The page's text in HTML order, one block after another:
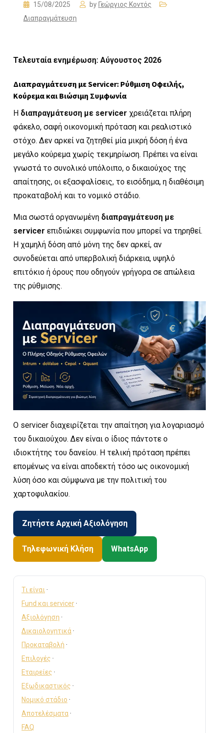
15/08/2025 by Γεώργιος Κοντός
Διαπραγμάτευση
Τελευταία ενημέρωση: Αύγουστος 2026
Διαπραγμάτευση με Servicer: Ρύθμιση Οφειλής,
Κούρεμα και Βιώσιμη Συμφωνία
Η διαπραγμάτευση με servicer χρειάζεται πλήρη
φάκελο, σαφή οικονομική πρόταση και ρεαλιστικό
στόχο. Δεν αρκεί να ζητηθεί μία μικρή δόση ή ένα
μεγάλο κούρεμα χωρίς τεκμηρίωση. Πρέπει να είναι
γνωστά το συνολικό υπόλοιπο, ο δικαιούχος της
απαίτησης, οι εξασφαλίσεις, το εισόδημα, η διαθέσιμη
προκαταβολή και το νομικό στάδιο.
Μια σωστά οργανωμένη διαπραγμάτευση με
servicer επιδιώκει συμφωνία που μπορεί να τηρηθεί.
Η χαμηλή δόση από μόνη της δεν αρκεί, αν
συνοδεύεται από υπερβολική διάρκεια, υψηλό
επιτόκιο ή όρους που οδηγούν γρήγορα σε απώλεια
της ρύθμισης.
Ο servicer διαχειρίζεται την απαίτηση για λογαριασμό
του δικαιούχου. Δεν είναι ο ίδιος πάντοτε ο
ιδιοκτήτης του δανείου. Η τελική πρόταση πρέπει
επομένως να είναι αποδεκτή τόσο ως οικονομική
λύση όσο και σύμφωνα με την πολιτική του
χαρτοφυλακίου.
Ζητήστε Αρχική Αξιολόγηση
Τηλεφωνική Κλήση WhatsApp
Τι είναι ·
Fund και servicer·
Αξιολόγηση ·
Δικαιολογητικά·
Προκαταβολή ·
Επιλογές ·
Εταιρείες ·
Εξωδικαστικός ·
Νομικό στάδιο ·
Αποτελέσματα·
FAQ